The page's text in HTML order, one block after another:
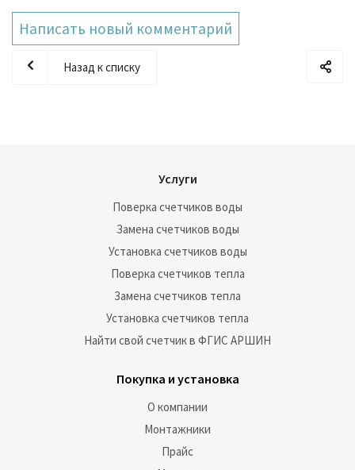
Написать новый комментарий
Назад к списку
Услуги
Поверка счетчиков воды
Замена счетчиков воды
Установка счетчиков воды
Поверка счетчиков тепла
Замена счетчиков тепла
Установка счетчиков тепла
Найти свой счетчик в ФГИС АРШИН
Покупка и установка
О компании
Монтажники
Прайс